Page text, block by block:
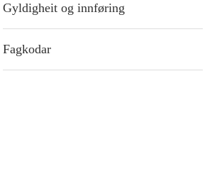
Gyldigheit og innføring
Fagkodar